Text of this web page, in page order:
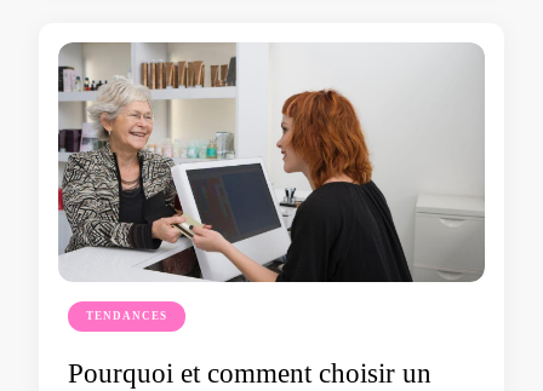
TENDANCES
Pourquoi et comment choisir un